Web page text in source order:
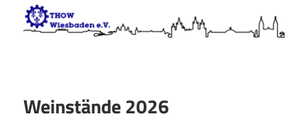
Weinstände 2026